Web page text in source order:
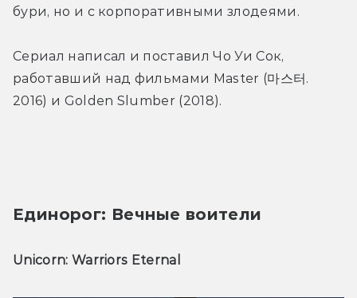
бури, но и с корпоративными злодеями.
Сериал написал и поставил Чо Уи Сок,
работавший над фильмами Master (마스터.
2016) и Golden Slumber (2018).
Единорог: Вечные воители
Unicorn: Warriors Eternal